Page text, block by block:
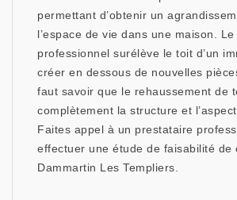
permettant d’obtenir un
l’espace de vie dans une maison.
professionnel surélève le toit d’un
créer en dessous de nouvelles
faut savoir que le rehaussement de
complètement la structure et
Faites appel à un prestataire
effectuer une étude de faisabilité de
Dammartin Les Templiers.